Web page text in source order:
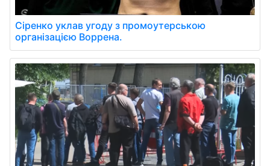
Сіренко уклав угоду з промоутерською
організацією Воррена.